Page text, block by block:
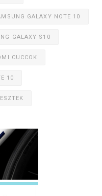
GALAXY NOTE 10
GALAXY S10
CUCCOK
10